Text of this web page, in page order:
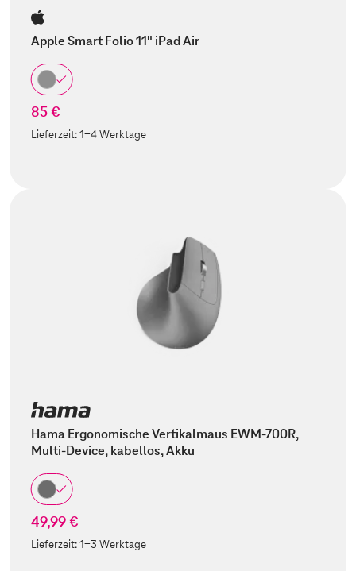
Apple Smart Folio 11" iPad Air
85 €
Lieferzeit:1-4 Werktage
Hama Ergonomische Vertikalmaus EWM-700R,
Multi-Device, kabellos, Akku
49,99 €
Lieferzeit:1-3 Werktage